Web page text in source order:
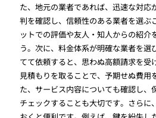
た、地元の業者であれば、迅速な対応
判を確認し、信頼性のある業者を選ぶ
ットでの評価や友人・知人からの紹介
う。次に、料金体系が明確な業者を選
てて依頼すると、思わぬ高額請求を受
見積もりを取ることで、予期せぬ費用
た、サービス内容についても確認し、
チェックすることも大切です。さらに